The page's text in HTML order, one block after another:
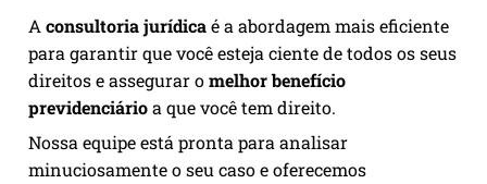
Aconsultoria jurídicaé a abordagem mais eficiente
para garantir que você esteja ciente de todos os seus
direitos e assegurar omelhor benefício
previdenciárioa que você tem direito.
Nossa equipe está pronta para analisar
minuciosamente o seu caso e oferecemos